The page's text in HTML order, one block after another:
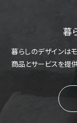
暮
暮らしのデザインは
商品とサービスを提供